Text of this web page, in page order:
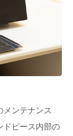
メンテナンス
ドピース内部の